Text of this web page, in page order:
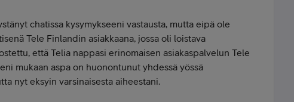
chatissa kysymykseeni vastausta, mutta eipä ole
Tele Finlandin asiakkaana, jossa oli loistava
että Telia nappasi erinomaisen asiakaspalvelun Tele
mukaan aspa on huonontunut yhdessä yössä
nyt eksyin varsinaisesta aiheestani.